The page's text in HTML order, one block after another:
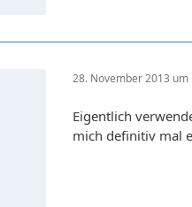
28. November 2013 um
Eigentlich
mich definitiv mal